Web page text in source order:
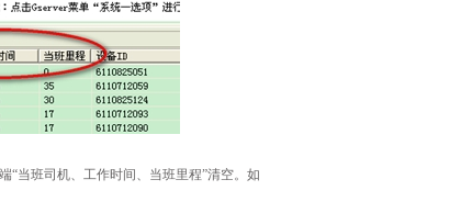
“当班司机、工作时间、当班里程”清空。如